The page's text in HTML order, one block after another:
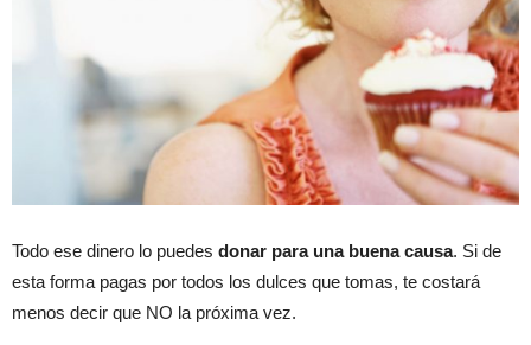
Todo ese dinero lo puedes donar para una buena causa. Si de
esta forma pagas por todos los dulces que tomas, te costará
menos decir que NO la próxima vez.